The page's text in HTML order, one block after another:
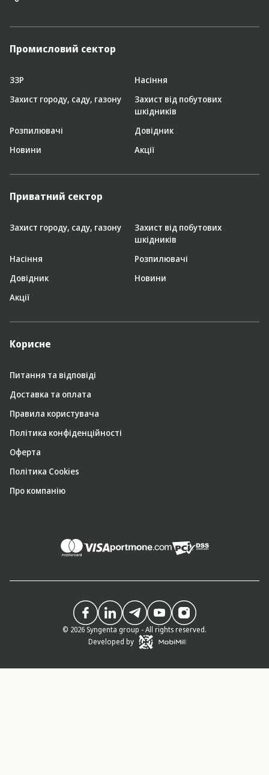
Промисловий сектор
ЗЗР
Насіння
Захист городу, саду, газону
Захист від побутових
шкідників
Розпилювачі
Довідник
Новини
Акції
Приватний сектор
Захист городу, саду, газону
Захист від побутових
шкідників
Насіння
Розпилювачі
Довідник
Новини
Акції
Корисне
Питання та відповіді
Доставка та оплата
Правила користувача
Політика конфіденційності
Оферта
Політика Cookies
Про компанію
© 2026 Syngenta group - All rights reserved.
Developed by